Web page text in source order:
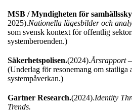
MSB / Myndigheten för
2025).Nationella lägesbilder och
som svensk kontext för offentlig
systemberoenden.)
Säkerhetspolisen.(2024).Årsrapport
(Underlag för resonemang om statliga
systempåverkan.)
Gartner Research.(2024).Identity
Trends.